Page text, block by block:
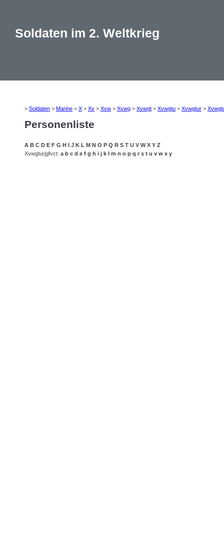
Soldaten im 2. Weltkrieg
> Soldaten > Marine > X > Xv > Xvw > Xvwg > Xvwgt > Xvwgtu > Xvwgtur >
Personenliste
A B C D E F G H I J K L M N O P Q R S T U V W X Y Z
Xvwgturjgfvct: a b c d e f g h i j k l m n o p q r s t u v w x y